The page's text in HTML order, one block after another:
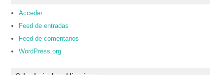
Acceder
Feed de entradas
Feed de comentarios
WordPress.org